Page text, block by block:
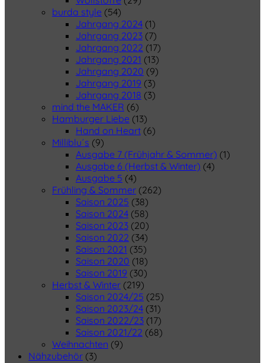
burda style (54)
Jahrgang 2024 (1)
Jahrgang 2023 (7)
Jahrgang 2022 (17)
Jahrgang 2021 (13)
Jahrgang 2020 (9)
Jahrgang 2019 (3)
Jahrgang 2018 (3)
mind the MAKER (6)
Hamburger Liebe (13)
Hand on Heart (6)
Milliblu´s (9)
Ausgabe 7 (Frühjahr & Sommer) (1)
Ausgabe 6 (Herbst & Winter) (4)
Ausgabe 5 (4)
Frühling & Sommer (262)
Saison 2025 (38)
Saison 2024 (58)
Saison 2023 (20)
Saison 2022 (34)
Saison 2021 (35)
Saison 2020 (18)
Saison 2019 (30)
Herbst & Winter (219)
Saison 2024/25 (25)
Saison 2023/24 (31)
Saison 2022/23 (17)
Saison 2021/22 (68)
Weihnachten (9)
Nähzubehör (3)